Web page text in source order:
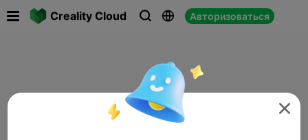
Creality Cloud   Авторизоваться
